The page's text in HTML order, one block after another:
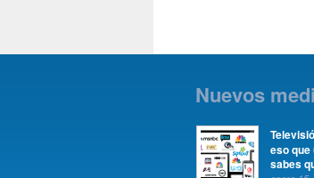
Nuevos
eso que
sabes